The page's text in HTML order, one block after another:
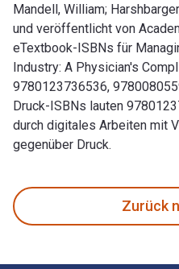
Mandell, William;
und veröffentlicht von
eTextbook-ISBNs für
Industry: A Physician's
9780123736536,
Druck-ISBNs lauten
durch digitales Arbeiten mit
gegenüber Druck.
Zurück